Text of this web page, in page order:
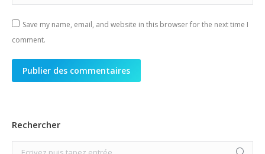
Save my name, email, and website in this browser for the next time I
comment.
Publier des commentaires
Rechercher
Search: